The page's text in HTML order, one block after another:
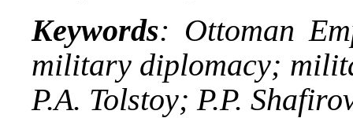
Keywords: Ottoman
military diplomacy;
P.A. Tolstoy; P.P.